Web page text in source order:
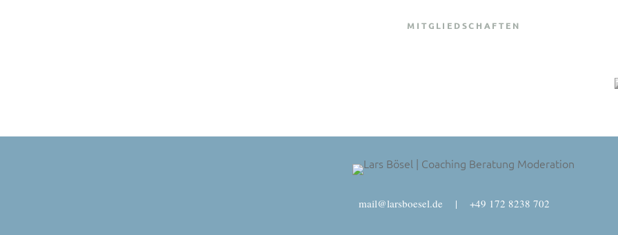
MITGLIEDSCHAFTEN
mail@larsboesel.de | +49 172 8238 702